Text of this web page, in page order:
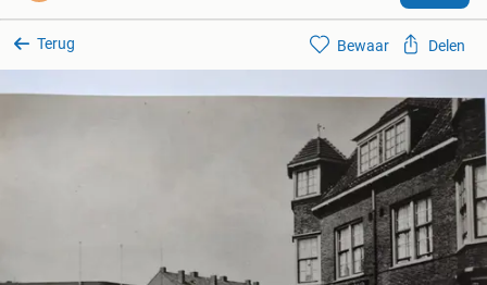
Terug Bewaar Delen